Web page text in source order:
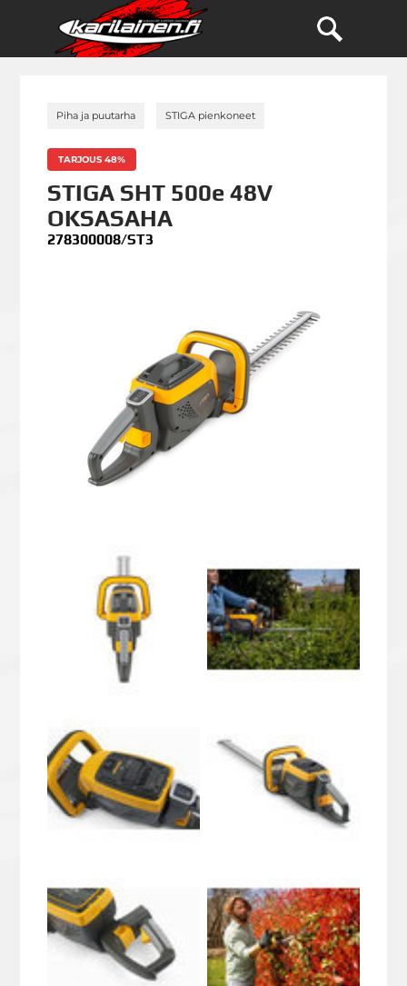
Piha ja puutarha STIGA pienkoneet
TARJOUS 48%
STIGA SHT 500e 48V
OKSASAHA
278300008/ST3